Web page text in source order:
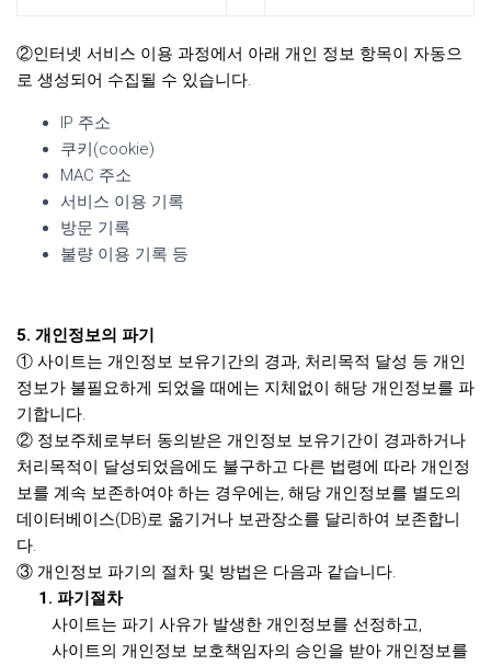
②인터넷 서비스 이용 과정에서 아래 개인 정보 항목이 자동으
로 생성되어 수집될 수 있습니다.
IP 주소
쿠키(cookie)
MAC 주소
서비스 이용 기록
방문 기록
불량 이용 기록 등
5. 개인정보의 파기
① 사이트는 개인정보 보유기간의 경과, 처리목적 달성 등 개인
정보가 불필요하게 되었을 때에는 지체없이 해당 개인정보를 파
기합니다.
② 정보주체로부터 동의받은 개인정보 보유기간이 경과하거나
처리목적이 달성되었음에도 불구하고 다른 법령에 따라 개인정
보를 계속 보존하여야 하는 경우에는, 해당 개인정보를 별도의
데이터베이스(DB)로 옮기거나 보관장소를 달리하여 보존합니
다.
③ 개인정보 파기의 절차 및 방법은 다음과 같습니다.
1. 파기절차
사이트는 파기 사유가 발생한 개인정보를 선정하고,
사이트의 개인정보 보호책임자의 승인을 받아 개인정보를